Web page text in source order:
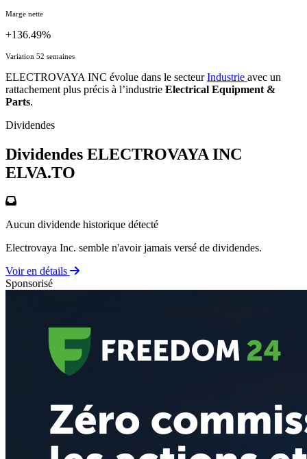
Marge nette
+136.49%
Variation 52 semaines
ELECTROVAYA INC évolue dans le secteurIndustrie avec un
rattachement plus précis à l’industrie Electrical Equipment &
Parts.
Dividendes
Dividendes ELECTROVAYA INC
ELVA.TO
Aucun dividende historique détecté
Electrovaya Inc. semble n'avoir jamais versé de dividendes.
Voir en détails
Sponsorisé